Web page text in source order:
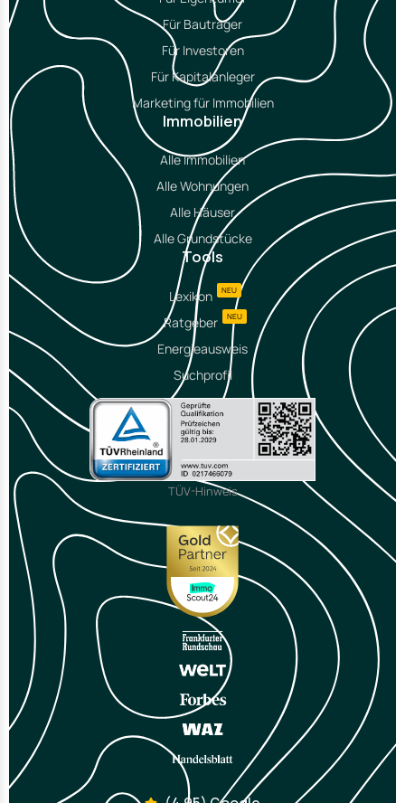
Für Bauträger
Für Investoren
Für Kapitalanleger
Marketing für Immobilien
Immobilien
Alle Immobilien
Alle Wohnungen
Alle Häuser
Alle Grundstücke
Tools
Lexikon NEU
Ratgeber NEU
Energieausweis
Suchprofil
TÜV-Hinweis